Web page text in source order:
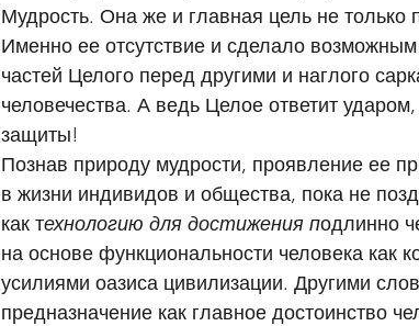
Мудрость. Она же и главная цель не только
Именно ее отсутствие и сделало
частей Целого перед другими и наглого
человечества. А ведь Целое ответит
защиты!
Познав природу мудрости, проявление ее
в жизни индивидов и общества, пока не
как технологию для достижения подлинно
на основе функциональности человека как
усилиями оазиса цивилизации. Другими
предназначение как главное достоинство